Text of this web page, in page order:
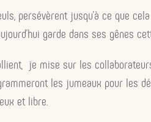
persévèrent jusqu’à ce que
garde dans ses gênes
je mise sur les
les jumeaux pour
et libre.